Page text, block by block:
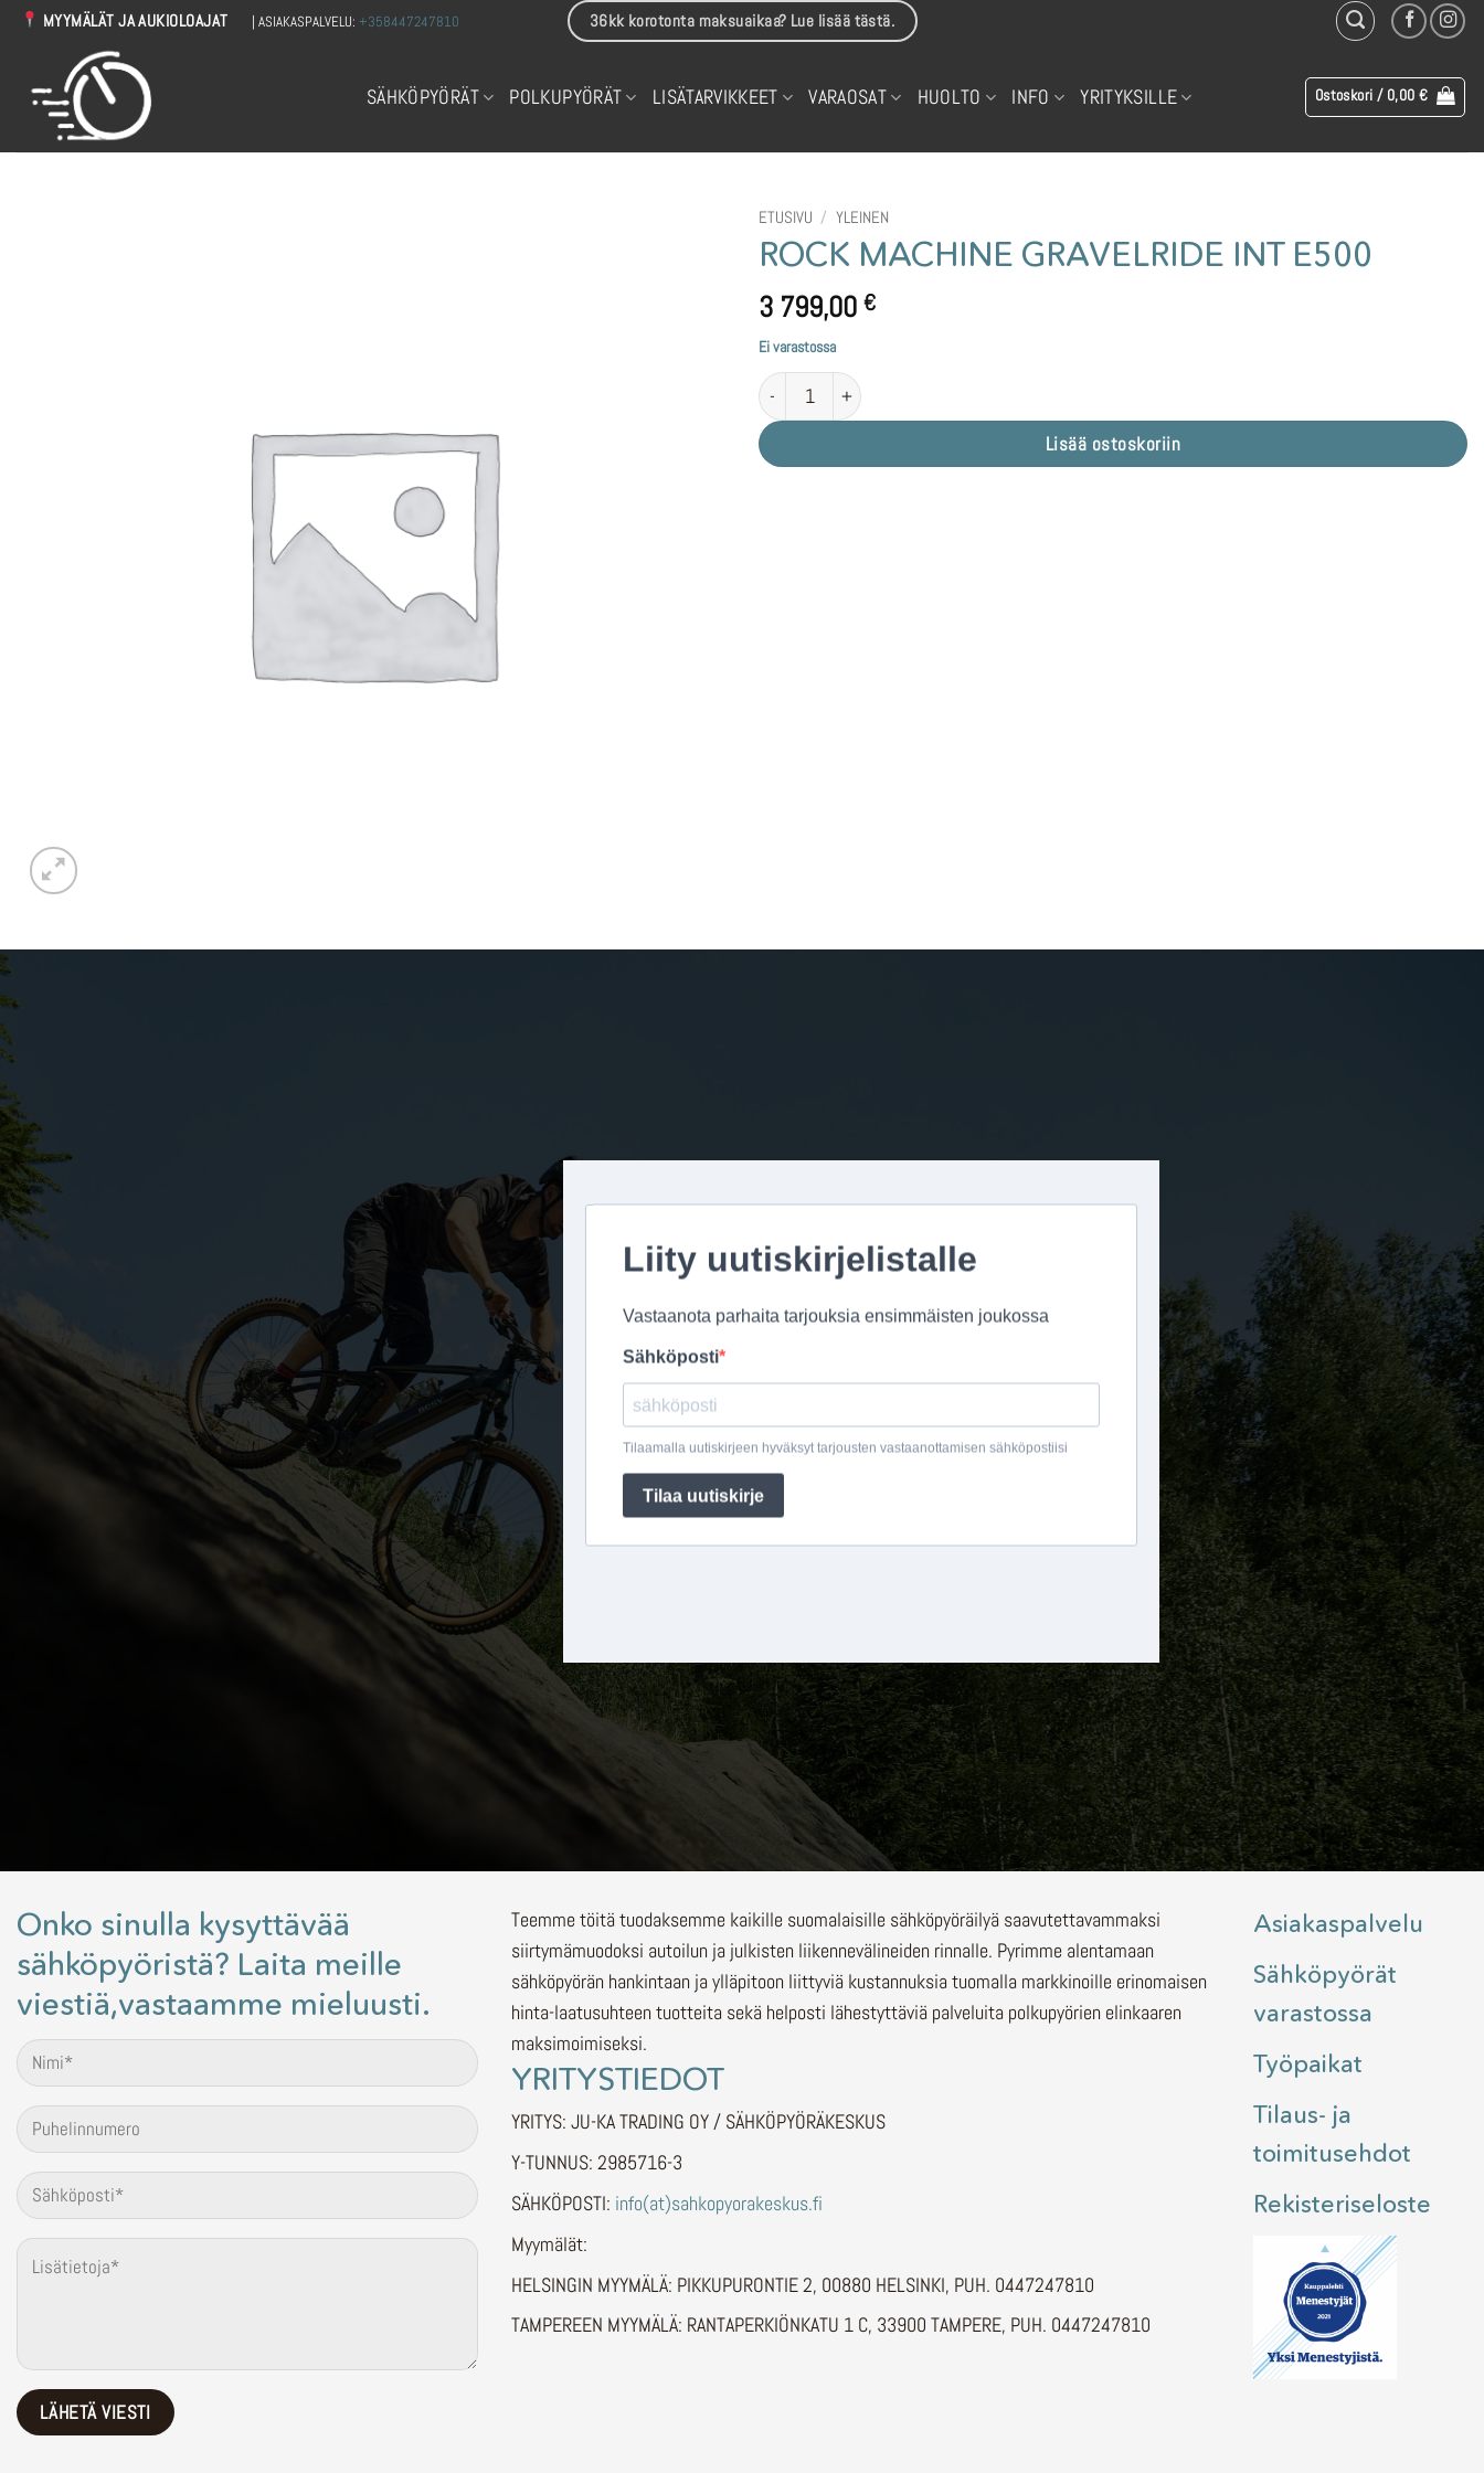
Skip
MYYMÄLÄT JA AUKIOLOAJAT | ASIAKASPALVELU:+358447247810 36kk korotonta maksuaikaa? Lue lisää tästä.
SÄHKÖPYÖRÄT POLKUPYÖRÄT LISÄTARVIKKEET VARAOSAT HUOLTO INFO YRITYKSILLE Ostoskori / 0,00 €
ETUSIVU / YLEINEN
ROCK MACHINE GRAVELRIDE INT E500
3 799,00 €
Ei varastossa
ROCK MACHINE GRAVELRIDE INT E500 määrä
Lisää ostoskoriin
Onko sinulla kysyttävää
sähköpyöristä? Laita meille
viestiä,vastaamme mieluusti.
Teemme töitä tuodaksemme kaikille suomalaisille sähköpyöräilyä saavutettavammaksi
siirtymämuodoksi autoilun ja julkisten liikennevälineiden rinnalle. Pyrimme alentamaan
sähköpyörän hankintaan ja ylläpitoon liittyviä kustannuksia tuomalla markkinoille erinomaisen
hinta-laatusuhteen tuotteita sekä helposti lähestyttäviä palveluita polkupyörien elinkaaren
maksimoimiseksi.
YRITYSTIEDOT
YRITYS: JU-KA TRADING OY / SÄHKÖPYÖRÄKESKUS
Y-TUNNUS: 2985716-3
SÄHKÖPOSTI: info(at)sahkopyorakeskus.fi
Myymälät:
HELSINGIN MYYMÄLÄ: PIKKUPURONTIE 2, 00880 HELSINKI, PUH. 0447247810
TAMPEREEN MYYMÄLÄ: RANTAPERKIÖNKATU 1 C, 33900 TAMPERE, PUH. 0447247810
Asiakaspalvelu
Sähköpyörät
varastossa
Työpaikat
Tilaus- ja
toimitusehdot
Rekisteriseloste